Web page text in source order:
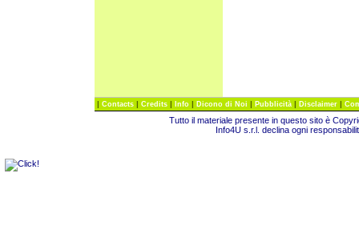
| Contacts | Credits | Info | Dicono di Noi | Pubblicità | Disclaimer |
Tutto il materiale presente in questo sito è
Info4U s.r.l. declina ogni